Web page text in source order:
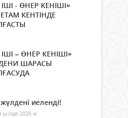
- ӨНЕР КЕНІШІ»
КЕНТІНДЕ
– ӨНЕР КЕНІШІ»
ШАРАСЫ
иеленді!
шілде 2026 ж.